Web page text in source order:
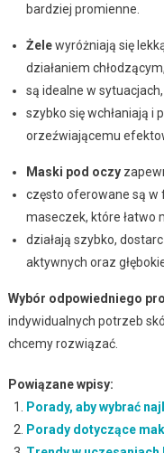
bardziej promienne.
Żelewyróżniają się
działaniem chłodzącym,
są idealne w
szybko się wchłaniają i
orzeźwiającemu
Maski pod oczy
często oferowane są w
maseczek, które łatwo
działają szybko,
aktywnych oraz
Wybór odpowiedniego
indywidualnych potrzeb
chcemy rozwiązać.
Powiązane wpisy:
Porady, aby wybrać
Porady dotyczące